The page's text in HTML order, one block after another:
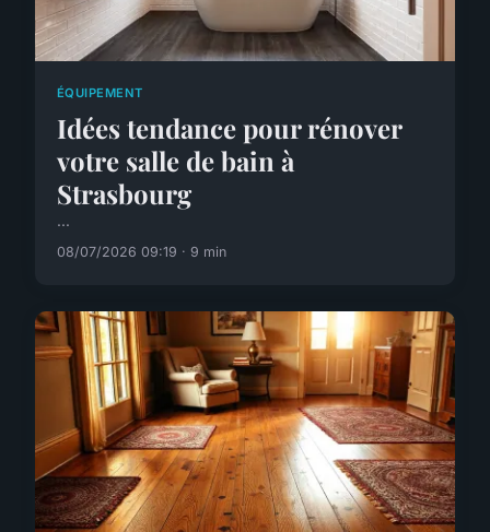
ÉQUIPEMENT
Idées tendance pour rénover
votre salle de bain à
Strasbourg
...
08/07/2026 09:19 · 9 min